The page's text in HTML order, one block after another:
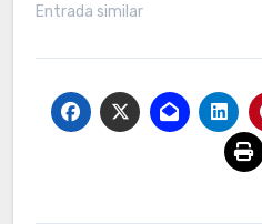
Entrada similar